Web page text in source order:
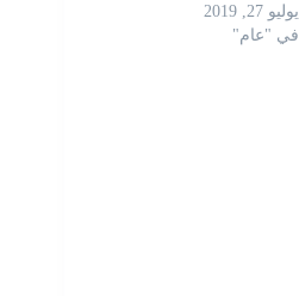
يوليو 27, 2019
في "عام"